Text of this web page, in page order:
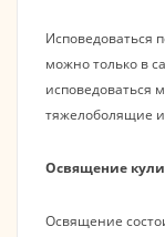
Исповедоваться
можно только в
исповедоваться
тяжелоболящие и
Освящение
Освящение